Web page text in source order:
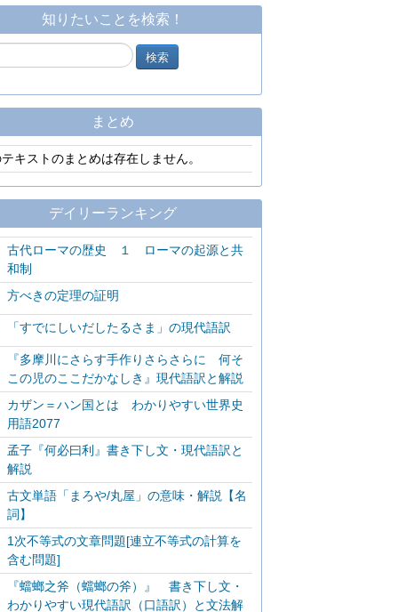
知りたいことを検索！
まとめ
テキストのまとめは存在しません。
デイリーランキング
古代ローマの歴史 １ ローマの起源と共
和制
方べきの定理の証明
「すでにしいだしたるさま」の現代語訳
『多摩川にさらす手作りさらさらに 何そ
この児のここだかなしき』現代語訳と解説
カザン＝ハン国とは わかりやすい世界史
用語2077
孟子『何必曰利』書き下し文・現代語訳と
解説
古文単語「まろや/丸屋」の意味・解説【名
詞】
1次不等式の文章問題[連立不等式の計算を
含む問題]
『蟷螂之斧（蟷螂の斧）』 書き下し文・
わかりやすい現代語訳（口語訳）と文法解